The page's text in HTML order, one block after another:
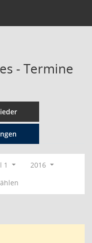
- Termine
1
2016